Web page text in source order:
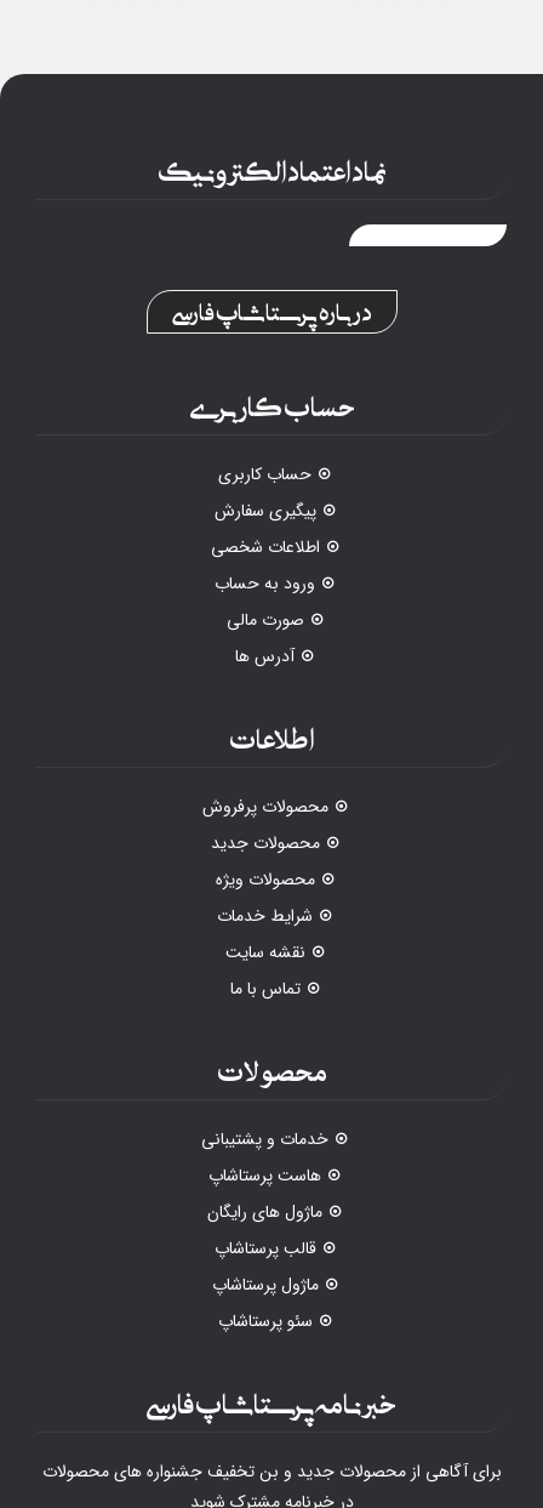
نماد اعتماد الکترونیک
درباره پرستاشاپ فارسی
حساب کاربری
حساب کاربری
پیگیری سفارش
اطلاعات شخصی
ورود به حساب
صورت مالی
آدرس ها
اطلاعات
محصولات پرفروش
محصولات جدید
محصولات ویژه
شرایط خدمات
نقشه سایت
تماس با ما
محصولات
خدمات و پشتیبانی
هاست پرستاشاپ
ماژول های رایگان
قالب پرستاشاپ
ماژول پرستاشاپ
سئو پرستاشاپ
خبرنامه پرستاشاپ فارسی
برای آگاهی از محصولات جدید و بن تخفیف جشنواره های محصولات
در خبرنامه مشترک شوید